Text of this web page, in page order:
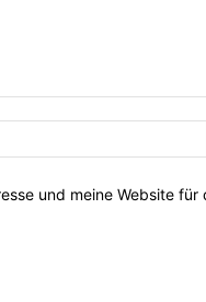
und meine Website